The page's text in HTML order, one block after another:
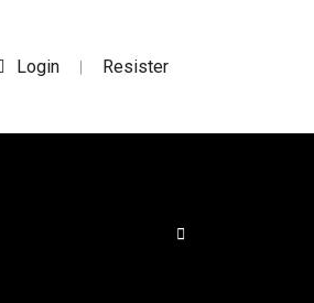
Login | Resister